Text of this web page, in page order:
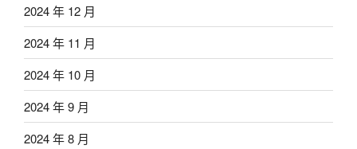
2024 年 12 月
2024 年 11 月
2024 年 10 月
2024 年 9 月
2024 年 8 月